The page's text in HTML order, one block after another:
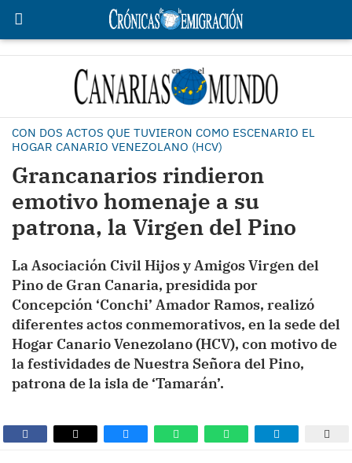
CON DOS ACTOS QUE TUVIERON COMO ESCENARIO EL
HOGAR CANARIO VENEZOLANO (HCV)
Grancanarios rindieron
emotivo homenaje a su
patrona, la Virgen del Pino
La Asociación Civil Hijos y Amigos Virgen del
Pino de Gran Canaria, presidida por
Concepción ‘Conchi’ Amador Ramos, realizó
diferentes actos conmemorativos, en la sede del
Hogar Canario Venezolano (HCV), con motivo de
la festividades de Nuestra Señora del Pino,
patrona de la isla de ‘Tamarán’.